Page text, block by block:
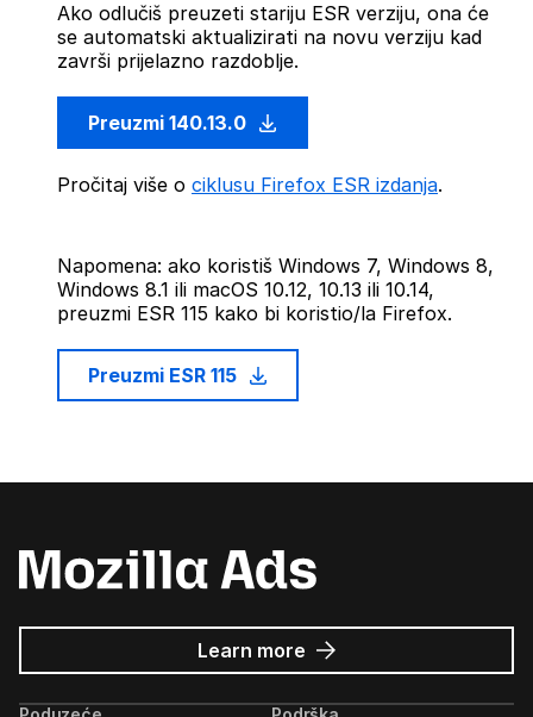
Ako odlučiš preuzeti stariju ESR verziju, ona će
se automatski aktualizirati na novu verziju kad
završi prijelazno razdoblje.
Preuzmi 140.13.0
Pročitaj više o ciklusu Firefox ESR izdanja.
Napomena: ako koristiš Windows 7, Windows 8,
Windows 8.1 ili macOS 10.12, 10.13 ili 10.14,
preuzmi ESR 115 kako bi koristio/la Firefox.
Preuzmi ESR 115
Learn more about
Mozilla
Ads